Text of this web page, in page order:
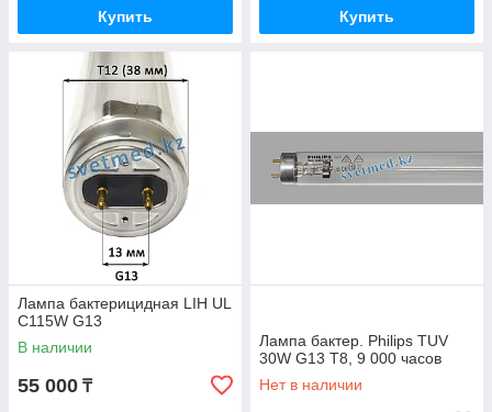
Купить Купить
Лампа бактерицидная LIH UL
C115W G13
В наличии
55 000 ₸
Лампа бактер. Philips TUV
30W G13 T8, 9 000 часов
Нет в наличии